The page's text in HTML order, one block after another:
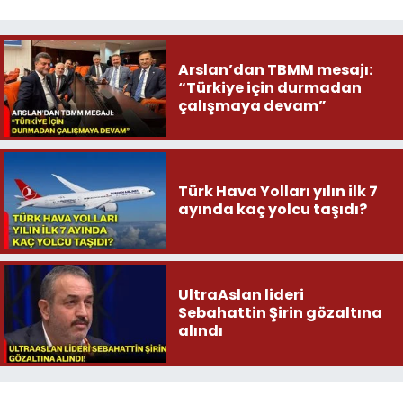
Arslan’dan TBMM mesajı:
“Türkiye için durmadan
çalışmaya devam”
Türk Hava Yolları yılın ilk 7
ayında kaç yolcu taşıdı?
UltraAslan lideri
Sebahattin Şirin gözaltına
alındı